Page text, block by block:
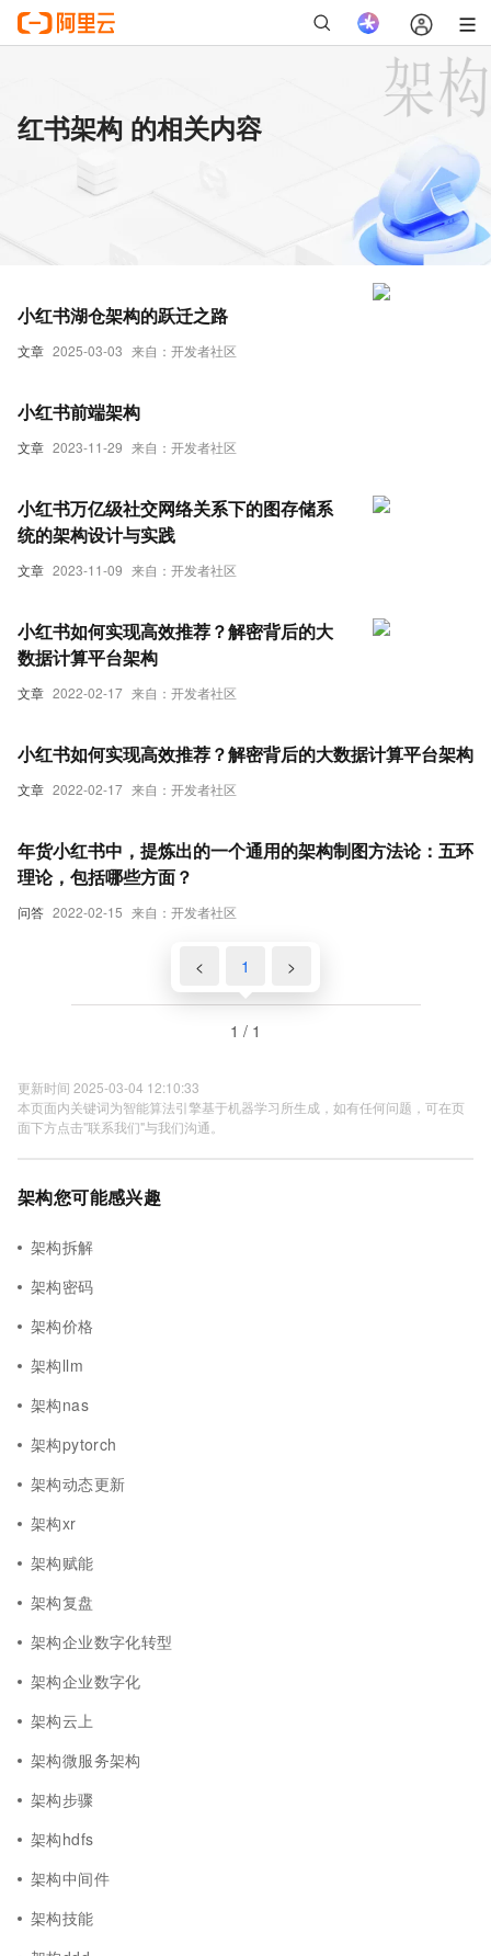
红书架构 的相关内容
文章 2025-03-03 来自：开发者社区
小红书湖仓架构的跃迁之路
文章 2023-11-29 来自：开发者社区
小红书前端架构
文章 2023-11-09 来自：开发者社区
小红书万亿级社交网络关系下的图存储系
统的架构设计与实践
文章 2022-02-17 来自：开发者社区
小红书如何实现高效推荐？解密背后的大
数据计算平台架构
文章 2022-02-17 来自：开发者社区
小红书如何实现高效推荐？解密背后的大数据计算平台架构
问答 2022-02-15 来自：开发者社区
年货小红书中，提炼出的一个通用的架构制图方法论：五环
理论，包括哪些方面？
< 1 >
1 / 1
更新时间 2025-03-04 12:10:33
本页面内关键词为智能算法引擎基于机器学习所生成，如有任何问题，可在页
面下方点击"联系我们"与我们沟通。
架构您可能感兴趣
架构拆解
架构密码
架构价格
架构llm
架构nas
架构pytorch
架构动态更新
架构xr
架构赋能
架构复盘
架构企业数字化转型
架构企业数字化
架构云上
架构微服务架构
架构步骤
架构hdfs
架构中间件
架构技能